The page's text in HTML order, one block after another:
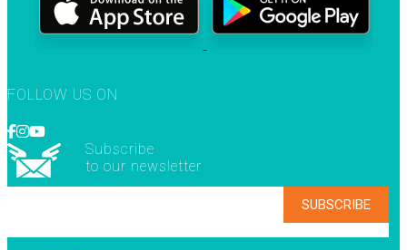
FOLLOW US ON
Subscribe
to our newsletter